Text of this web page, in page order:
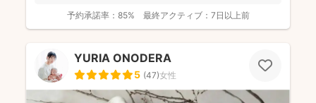
予約承諾率： 85% 最終アクティブ： 7日以上前
YURIA ONODERA
5 (47)女性